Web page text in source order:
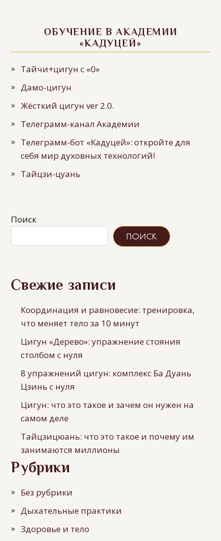
ОБУЧЕНИЕ В АКАДЕМИИ
«КАДУЦЕЙ»
Тайчи+цигун с «0»
Дамо-цигун
Жёсткий цигун ver 2.0.
Телеграмм-канал Академии
Телеграмм-бот «Кадуцей»: откройте для
себя мир духовных технологий!
Тайцзи-цуань
Поиск
ПОИСК
Свежие записи
Координация и равновесие: тренировка,
что меняет тело за 10 минут
Цигун «Дерево»: упражнение стояния
столбом с нуля
8 упражнений цигун: комплекс Ба Дуань
Цзинь с нуля
Цигун: что это такое и зачем он нужен на
самом деле
Тайцзицюань: что это такое и почему им
занимаются миллионы
Рубрики
Без рубрики
Дыхательные практики
Здоровье и тело